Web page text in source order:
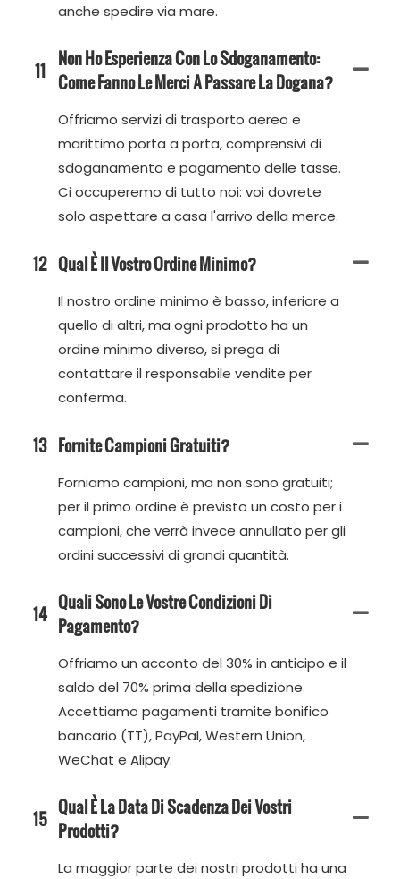
anche spedire via mare.
11 Non Ho Esperienza Con Lo Sdoganamento:
Come Fanno Le Merci A Passare La Dogana?
Offriamo servizi di trasporto aereo e
marittimo porta a porta, comprensivi di
sdoganamento e pagamento delle tasse.
Ci occuperemo di tutto noi: voi dovrete
solo aspettare a casa l'arrivo della merce.
12 Qual È Il Vostro Ordine Minimo?
Il nostro ordine minimo è basso, inferiore a
quello di altri, ma ogni prodotto ha un
ordine minimo diverso, si prega di
contattare il responsabile vendite per
conferma.
13 Fornite Campioni Gratuiti?
Forniamo campioni, ma non sono gratuiti;
per il primo ordine è previsto un costo per i
campioni, che verrà invece annullato per gli
ordini successivi di grandi quantità.
14 Quali Sono Le Vostre Condizioni Di
Pagamento?
Offriamo un acconto del 30% in anticipo e il
saldo del 70% prima della spedizione.
Accettiamo pagamenti tramite bonifico
bancario (TT), PayPal, Western Union,
WeChat e Alipay.
15 Qual È La Data Di Scadenza Dei Vostri
Prodotti?
La maggior parte dei nostri prodotti ha una